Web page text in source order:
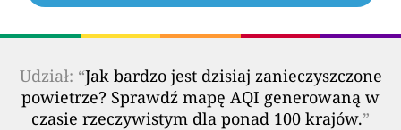
Udział: “Jak bardzo jest dzisiaj zanieczyszczone
powietrze? Sprawdź mapę AQI generowaną w
czasie rzeczywistym dla ponad 100 krajów.”